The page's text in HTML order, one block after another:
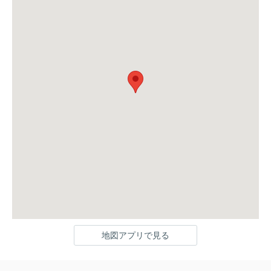
地図アプリで見る